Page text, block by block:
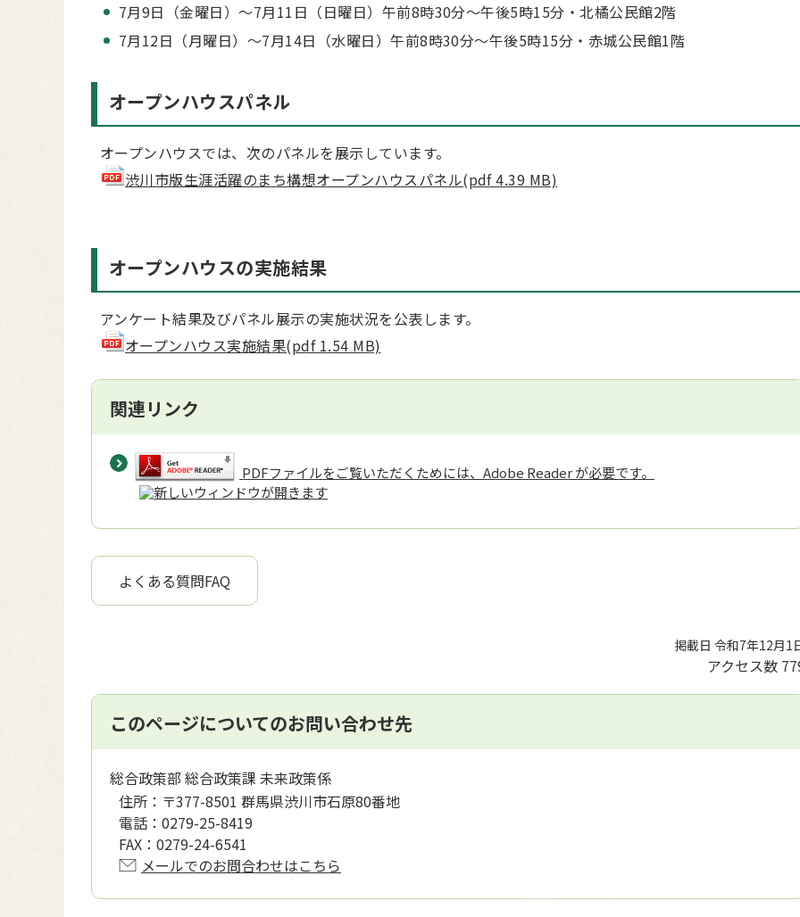
7月9日（金曜日）～7月11日（日曜日）午前8時30分～午後5時15分・北橘公民館2階
7月12日（月曜日）～7月14日（水曜日）午前8時30分～午後5時15分・赤城公民館1階
オープンハウスパネル
オープンハウスでは、次のパネルを展示しています。
渋川市版生涯活躍のまち構想オープンハウスパネル(pdf 4.39 MB)
オープンハウスの実施結果
アンケート結果及びパネル展示の実施状況を公表します。
オープンハウス実施結果(pdf 1.54 MB)
関連リンク
PDFファイルをご覧いただくためには、Adobe Reader が必要です。
よくある質問FAQ
掲載日 令和7年12月1
アクセス数
このページについてのお問い合わせ先
総合政策部 総合政策課 未来政策係
住所： 〒377-8501 群馬県渋川市石原80番地
電話： 0279-25-8419
FAX： 0279-24-6541
メールでのお問合わせはこちら